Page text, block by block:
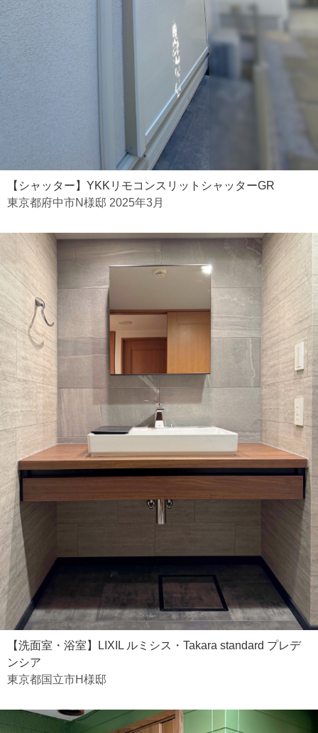
【シャッター】YKKリモコンスリットシャッターGR
東京都府中市N様邸 2025年3月
【洗面室・浴室】LIXIL ルミシス・Takara standard プレデ
ンシア
東京都国立市H様邸